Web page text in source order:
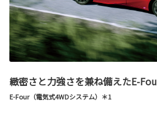
緻密さと力強さを兼ね備えたE-
E-Four（電気式4WDシステム）＊1